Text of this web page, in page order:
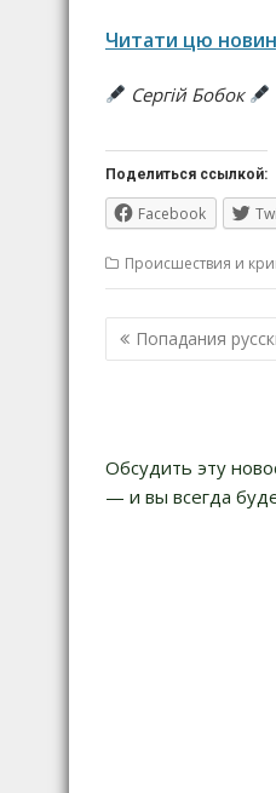
Читати цю
Сергій Бобок
Поделиться ссылкой:
Facebook
Происшествия и
Навигация
по
Попадания
Обсудить эту
— и вы всегда